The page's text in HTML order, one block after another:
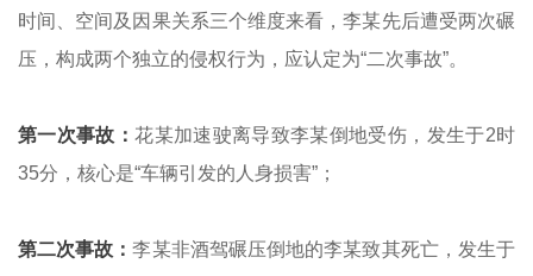
时间、空间及因果关系三个维度来看，李某先后遭受两次碾
压，构成两个独立的侵权行为，应认定为“二次事故”。
第一次事故：花某加速驶离导致李某倒地受伤，发生于2时
35分，核心是“车辆引发的人身损害”；
第二次事故：李某非酒驾碾压倒地的李某致其死亡，发生于